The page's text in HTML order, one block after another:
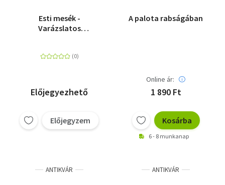
Esti mesék -
Varázslatos
Előjegyezhető
Előjegyzem
A palota rabságában
Online ár:
1 890 Ft
Kosárba
6 - 8 munkanap
ANTIKVÁR ANTIKVÁR